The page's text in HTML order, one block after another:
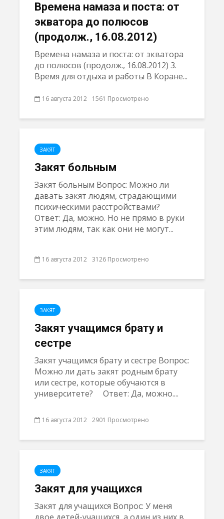
Времена намазa и поста: от
экватора до полюсов
(продолж., 16.08.2012)
Времена намазa и поста: от экватора
до полюсов (продолж., 16.08.2012) 3.
Время для отдыха и работы В Коране...
16 августа 2012 1561 Просмотрено
ЗАКЯТ
Закят больным
Закят больным Вопрос: Можно ли
давать закят людям, страдающими
психическими расстройствами?
Ответ: Да, можно. Но не прямо в руки
этим людям, так как они не могут...
16 августа 2012 3126 Просмотрено
ЗАКЯТ
Закят учащимся брату и
сестре
Закят учащимся брату и сестре Вопрос:
Можно ли дать закят родным брату
или сестре, которые обучаются в
университете? Ответ: Да, можно....
16 августа 2012 2901 Просмотрено
ЗАКЯТ
Закят для учащихся
Закят для учащихся Вопрос: У меня